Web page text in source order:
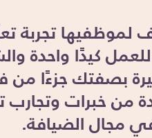
لموظفيها تجربة
كيدًا واحدة
بصفتك جزءًا من
من خبرات